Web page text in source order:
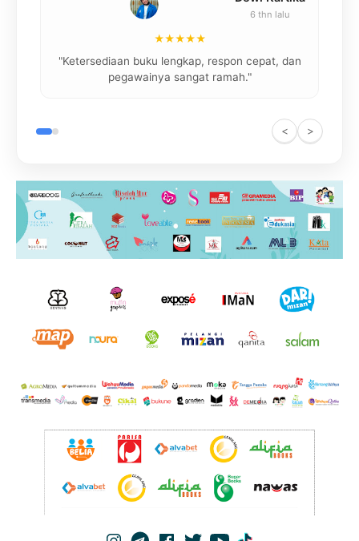
6 thn lalu
★★★★★
"Ketersediaan buku lengkap, respon cepat, dan
pegawainya sangat ramah."
< >